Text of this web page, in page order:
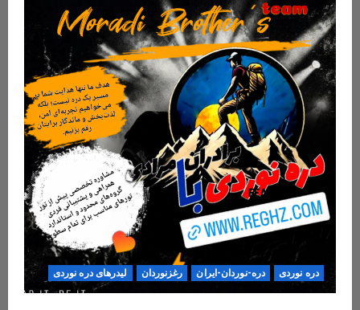
دره نوردی دره-نوردان-ایران رغزنوردان لیدرهای دره نوردی